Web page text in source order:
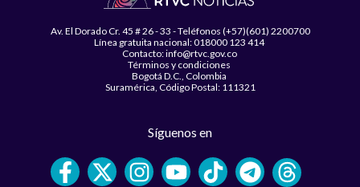
Av. El Dorado Cr. 45 # 26 - 33 - Teléfonos (+57)(601) 2200700
Línea gratuita nacional: 018000 123 414
Contacto: info@rtvc.gov.co
Términos y condiciones
Bogotá D.C., Colombia
Suramérica, Código Postal: 111321
Síguenos en